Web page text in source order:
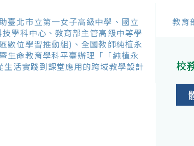
臺北市立第一女子高級中學、國立
學科中心、教育部主管高級中等學
數位學習推動組)、全國教師純植永
生命教育學科平臺辦理「「純植永
活實踐到課堂應用的跨域教學設計
教育
校